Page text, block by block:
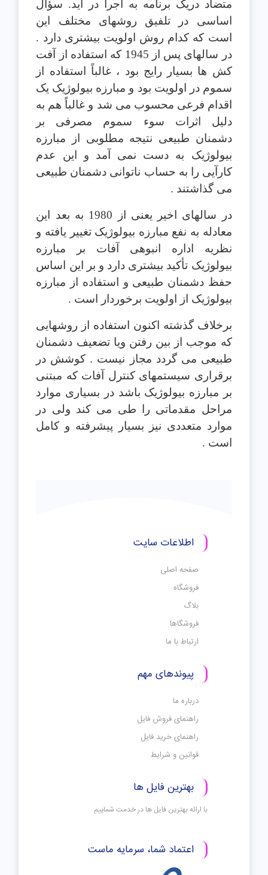
متضاد دريک برنامه به اجرا در آيد. سؤال
اساسی در تلفيق روشهای مختلف اين
است که کدام روش اولويت بيشتری دارد .
در سالهای پس از 1945 که استفاده از آفت
کش ها بسيار رايج بود ، غالباً استفاده از
سموم در اولويت بود و مبارزه بيولوژيک يک
اقدام فرعی محسوب می شد و غالباً هم به
دليل اثرات سوء سموم مصرفی بر
دشمنان طبيعی نتيجه مطلوبی از مبارزه
بيولوژيک به دست نمی آمد و اين عدم
کارآيی را به حساب ناتوانی دشمنان طبيعی
می گذاشتند .
در سالهای اخير يعنی از 1980 به بعد اين
معادله به نفع مبارزه بيولوژيک تغيير يافته و
نظريه اداره انبوهی آفات بر مبارزه
بيولوژيک تأکيد بيشتری دارد و بر اين اساس
حفظ دشمنان طبيعی و استفاده از مبارزه
بيولوژيک از اولويت برخوردار است .
برخلاف گذشته اکنون استفاده از روشهايی
که موجب از بين رفتن ويا تضعيف دشمنان
طبيعی می گردد مجاز نيست . کوشش در
برقراری سيستمهای کنترل آفات که مبتنی
بر مبارزه بيولوژيک باشد در بسياری موارد
مراحل مقدماتی را طی می کند ولی در
موارد متعددی نيز بسيار پيشرفته و کامل
است .
اطلاعات سایت
صفحه اصلی
فروشگاه
بلاگ
فروشگاها
ارتباط با ما
پیوندهای مهم
درباره ما
راهنمای فروش فایل
راهنمای خرید فایل
قوانین و شرایط
بهترین فایل ها
با ارائه بهترین فایل ها در خدمت شماییم
اعتماد شما، سرمایه ماست